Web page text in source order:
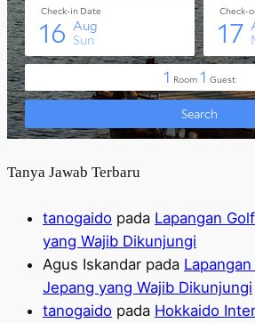
Tanya Jawab Terbaru
tanogaido pada Lapangan
yang Wajib Dikunjungi
Agus Iskandar pada
Jepang yang Wajib Dikunjungi
tanogaido pada Hokkaido